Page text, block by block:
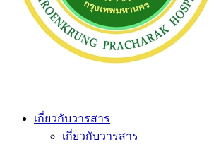
เกี่ยวกับวารสาร
เกี่ยวกับวารสาร